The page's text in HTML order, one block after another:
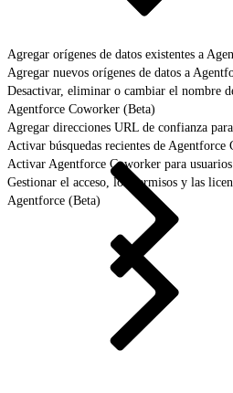
Agregar orígenes de datos existentes a
Agregar nuevos orígenes de datos a
Desactivar, eliminar o cambiar el nombre
Agentforce Coworker (Beta)
Agregar direcciones URL de confianza
Activar búsquedas recientes de
Activar Agentforce Coworker para
Gestionar el acceso, los permisos y las
Agentforce (Beta)